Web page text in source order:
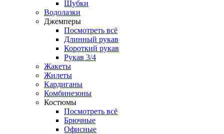
Шубки
Водолазки
Джемперы
Посмотреть всё
Длинный рукав
Короткий рукав
Рукав 3/4
Жакеты
Жилеты
Кардиганы
Комбинезоны
Костюмы
Посмотреть всё
Брючные
Офисные